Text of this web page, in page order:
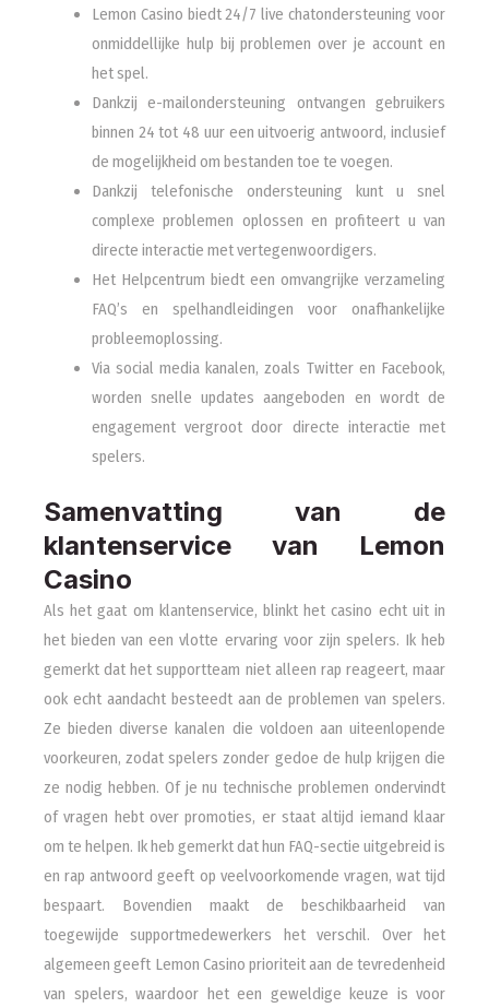
Lemon Casino biedt 24/7 live chatondersteuning voor
onmiddellijke hulp bij problemen over je account en
het spel.
Dankzij e-mailondersteuning ontvangen gebruikers
binnen 24 tot 48 uur een uitvoerig antwoord, inclusief
de mogelijkheid om bestanden toe te voegen.
Dankzij telefonische ondersteuning kunt u snel
complexe problemen oplossen en profiteert u van
directe interactie met vertegenwoordigers.
Het Helpcentrum biedt een omvangrijke verzameling
FAQ’s en spelhandleidingen voor onafhankelijke
probleemoplossing.
Via social media kanalen, zoals Twitter en Facebook,
worden snelle updates aangeboden en wordt de
engagement vergroot door directe interactie met
spelers.
Samenvatting van de
klantenservice van Lemon
Casino
Als het gaat om klantenservice, blinkt het casino echt uit in
het bieden van een vlotte ervaring voor zijn spelers. Ik heb
gemerkt dat het supportteam niet alleen rap reageert, maar
ook echt aandacht besteedt aan de problemen van spelers.
Ze bieden diverse kanalen die voldoen aan uiteenlopende
voorkeuren, zodat spelers zonder gedoe de hulp krijgen die
ze nodig hebben. Of je nu technische problemen ondervindt
of vragen hebt over promoties, er staat altijd iemand klaar
om te helpen. Ik heb gemerkt dat hun FAQ-sectie uitgebreid is
en rap antwoord geeft op veelvoorkomende vragen, wat tijd
bespaart. Bovendien maakt de beschikbaarheid van
toegewijde supportmedewerkers het verschil. Over het
algemeen geeft Lemon Casino prioriteit aan de tevredenheid
van spelers, waardoor het een geweldige keuze is voor